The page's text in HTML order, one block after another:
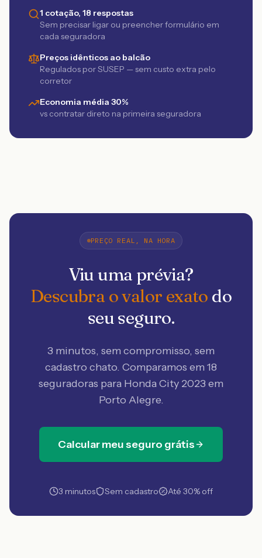
1 cotação, 18 respostas
Sem precisar ligar ou preencher formulário em
cada seguradora
Preços idênticos ao balcão
Regulados por SUSEP — sem custo extra pelo
corretor
Economia média 30%
vs contratar direto na primeira seguradora
PREÇO REAL, NA HORA
Viu uma prévia?
Descubra o valor exato do
seu seguro.
3 minutos, sem compromisso, sem
cadastro chato. Comparamos em 18
seguradoras para Honda City 2023 em
Porto Alegre.
Calcular meu seguro grátis
3 minutos Sem cadastro Até 30% off